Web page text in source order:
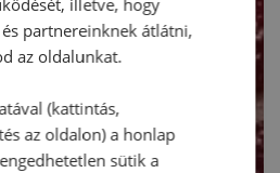
partnereinknek átlátni,
az oldalunkat.
(kattintás,
az oldalon) a honlap
sütik a